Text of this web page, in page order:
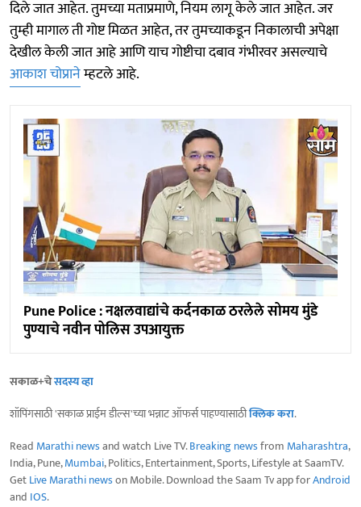
दिले जात आहेत. तुमच्या मताप्रमाणे, नियम लागू केले जात आहेत. जर
तुम्ही मागाल ती गोष्ट मिळत आहेत, तर तुमच्याकडून निकालाची अपेक्षा
देखील केली जात आहे आणि याच गोष्टीचा दबाव गंभीरवर असल्याचे
आकाश चोप्रानेम्हटले आहे.
Pune Police : नक्षलवाद्यांचे कर्दनकाळ ठरलेले सोमय मुंडे
पुण्याचे नवीन पोलिस उपआयुक्त
सकाळ+चेसदस्य व्हा
शॉपिंगसाठी 'सकाळ प्राईम डील्स'च्या भन्नाट ऑफर्स पाहण्यासाठीक्लिक करा.
Read Marathi newsand watch Live TV.Breaking newsfrom Maharashtra,
India, Pune,Mumbai, Politics, Entertainment, Sports, Lifestyle at SaamTV.
GetLive Marathi newson Mobile. Download the Saam Tv app forAndroid
and IOS.